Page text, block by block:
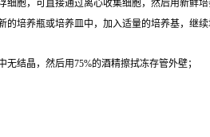
胞，可直接通过离心收集细胞，然后用新鲜培
培养瓶或培养皿中，加入适量的培养基，继续
结晶，然后用75%的酒精擦拭冻存管外壁；